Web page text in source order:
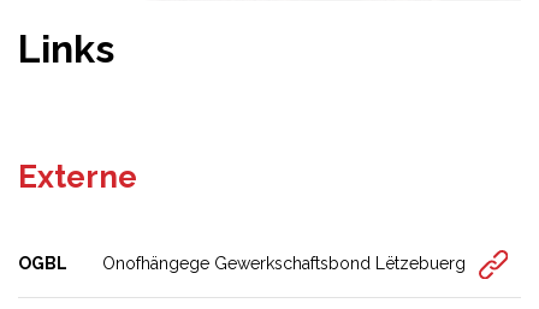
Links
Externe
OGBL Onofhängege Gewerkschaftsbond Lëtzebuerg